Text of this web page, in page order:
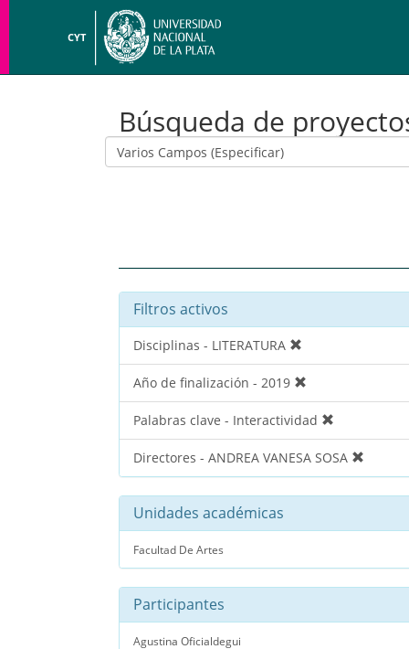
CYT
Búsqueda de
Filtros activos
Disciplinas - LITERATURA
Año de finalización - 2019
Palabras clave - Interactividad
Directores - ANDREA VANESA SOSA
Unidades académicas
Facultad De Artes
Participantes
Agustina Oficialdegui